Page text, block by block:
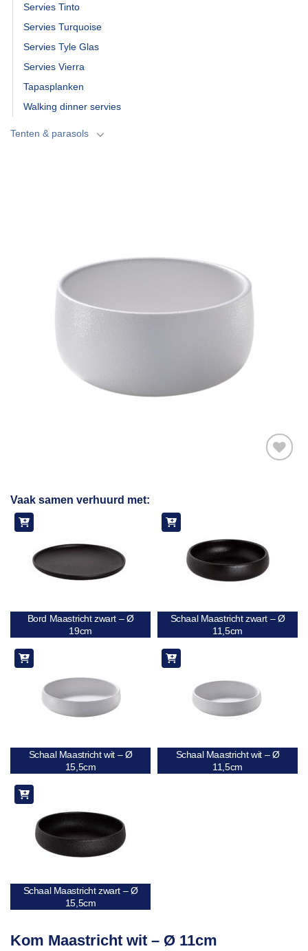
Servies Tinto
Servies Turquoise
Servies Tyle Glas
Servies Vierra
Tapasplanken
Walking dinner servies
Tenten & parasols
Vaak samen verhuurd met:
Bord Maastricht zwart – Ø
19cm
Schaal Maastricht zwart – Ø
11,5cm
Schaal Maastricht wit – Ø
15,5cm
Schaal Maastricht wit – Ø
11,5cm
Schaal Maastricht zwart – Ø
15,5cm
Kom Maastricht wit – Ø 11cm